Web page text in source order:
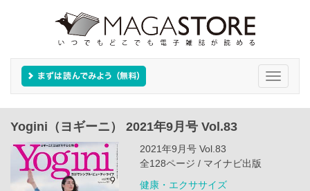
Toggle
Yogini（ヨギーニ） 2021年9月号 Vol.83
2021年9月号 Vol.83
全128ページ / マイナビ出版
健康・エクササイズ